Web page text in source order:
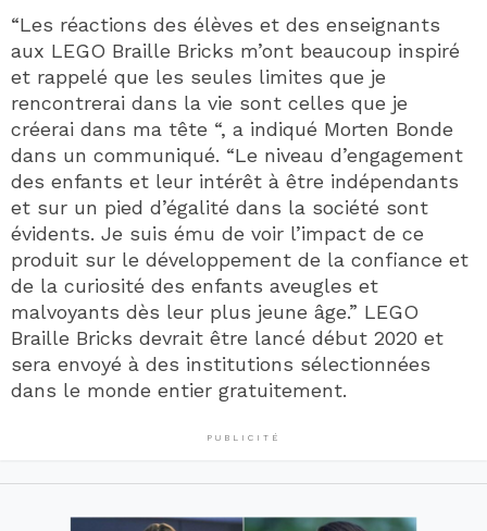
“Les réactions des élèves et des enseignants
aux LEGO Braille Bricks m’ont beaucoup inspiré
et rappelé que les seules limites que je
rencontrerai dans la vie sont celles que je
créerai dans ma tête “, a indiqué Morten Bonde
dans un communiqué. “Le niveau d’engagement
des enfants et leur intérêt à être indépendants
et sur un pied d’égalité dans la société sont
évidents. Je suis ému de voir l’impact de ce
produit sur le développement de la confiance et
de la curiosité des enfants aveugles et
malvoyants dès leur plus jeune âge.” LEGO
Braille Bricks devrait être lancé début 2020 et
sera envoyé à des institutions sélectionnées
dans le monde entier gratuitement.
PUBLICITÉ